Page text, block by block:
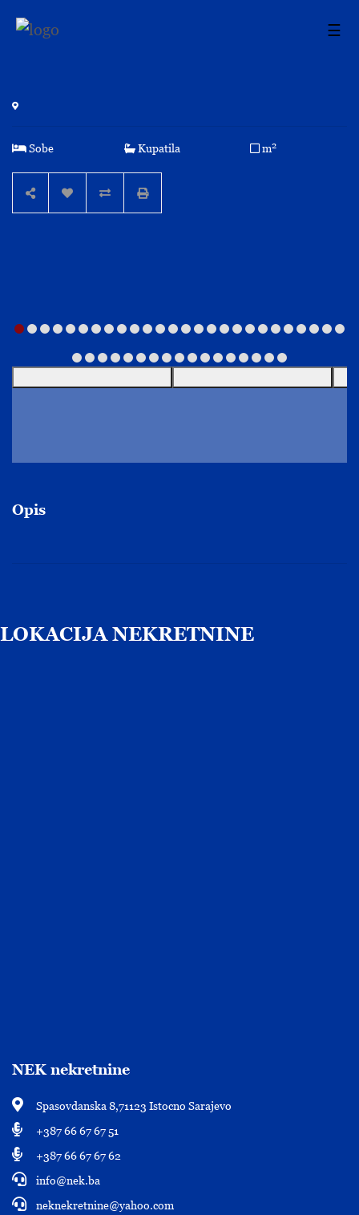
☰
Sobe Kupatila m2
Opis
LOKACIJANEKRETNINE
NEK nekretnine
Spasovdanska 8,71123 Istocno Sarajevo
+387 66 67 67 51
+387 66 67 67 62
info@nek.ba
neknekretnine@yahoo.com